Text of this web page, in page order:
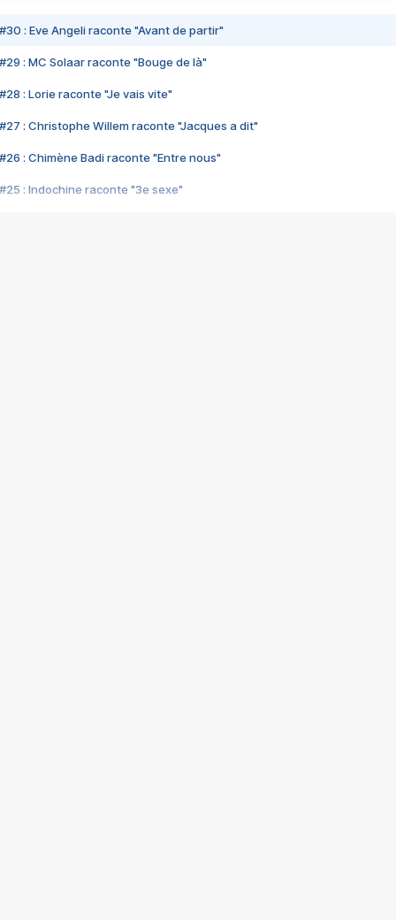
#30 : Eve Angeli raconte "Avant de partir"
#29 : MC Solaar raconte "Bouge de là"
#28 : Lorie raconte "Je vais vite"
#27 : Christophe Willem raconte "Jacques a dit"
#26 : Chimène Badi raconte "Entre nous"
#25 : Indochine raconte "3e sexe"